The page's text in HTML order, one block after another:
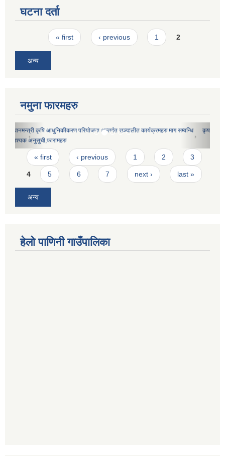
घटना दर्ता
Pages« first ‹ previous 1 2
अन्य
नमुना फारमहरु
कृषक समूहको नमुना विधान
Pages
« first ‹ previous 1 2
4 5 6 7 next › last »
अन्य
हेलो पाणिनी गाउँपालिका